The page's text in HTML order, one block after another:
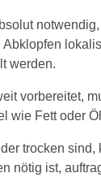
werden.
vorbereitet,
wie Fett oder
trocken
nötig ist,